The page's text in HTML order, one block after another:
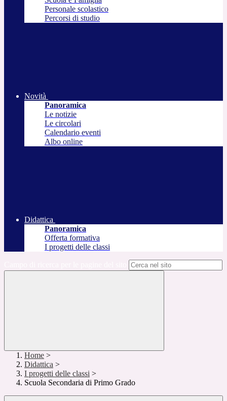
Personale scolastico
Percorsi di studio
Novità
Panoramica
Le notizie
Le circolari
Calendario eventi
Albo online
Didattica
Panoramica
Offerta formativa
I progetti delle classi
Home >
Didattica >
I progetti delle classi >
Scuola Secondaria di Primo Grado